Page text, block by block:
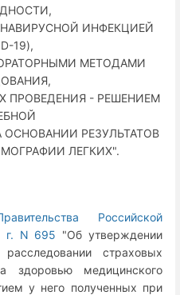
ИНФЕКЦИЕЙ
19),
МЕТОДАМИ
ПРОВЕДЕНИЯ - РЕШЕНИЕМ
РЕЗУЛЬТАТОВ
ЛЕГКИХ".
Российской
г. N 695 "Об утверждении
страховых
здоровью медицинского
у него полученных при